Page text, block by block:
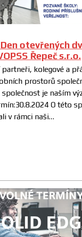
Den otevřených
Řepeč s.r.o.
kolegové a
prostorů
společnost je naším
O této
v rámci naši…